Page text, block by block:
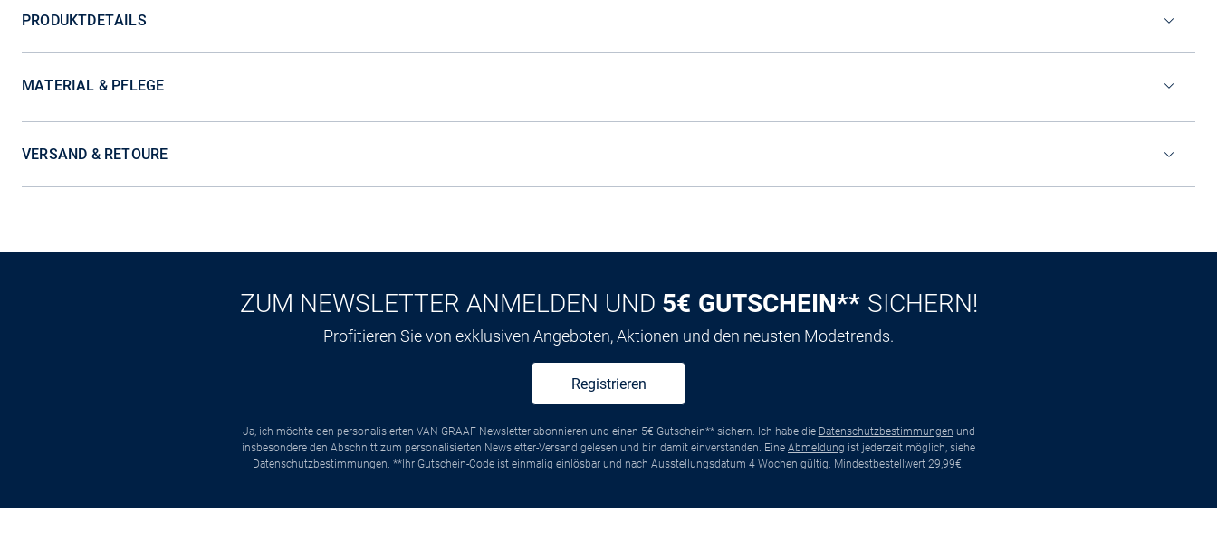
PRODUKTDETAILS
MATERIAL & PFLEGE
VERSAND & RETOURE
ZUM NEWSLETTER ANMELDEN UND 5€ GUTSCHEIN** SICHERN!
Profitieren Sie von exklusiven Angeboten, Aktionen und den neusten Modetrends.
Registrieren
Ja, ich möchte den personalisierten VAN GRAAF Newsletter abonnieren und einen 5€ Gutschein** sichern. Ich habe die Datenschutzbestimmungen und
insbesondere den Abschnitt zum personalisierten Newsletter-Versand gelesen und bin damit einverstanden. Eine Abmeldung ist jederzeit möglich, siehe
Datenschutzbestimmungen. **Ihr Gutschein-Code ist einmalig einlösbar und nach Ausstellungsdatum 4 Wochen gültig. Mindestbestellwert 29,99€.